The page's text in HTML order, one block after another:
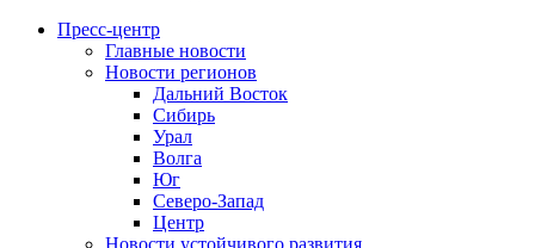
Пресс-центр
Главные новости
Новости регионов
Дальний Восток
Сибирь
Урал
Волга
Юг
Северо-Запад
Центр
Новости устойчивого развития